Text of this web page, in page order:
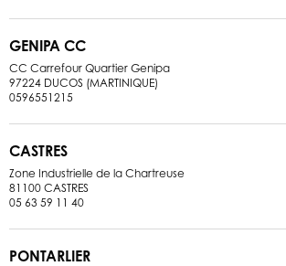
GENIPA CC
CC Carrefour Quartier Genipa
97224 DUCOS (MARTINIQUE)
0596551215
CASTRES
Zone Industrielle de la Chartreuse
81100 CASTRES
05 63 59 11 40
PONTARLIER